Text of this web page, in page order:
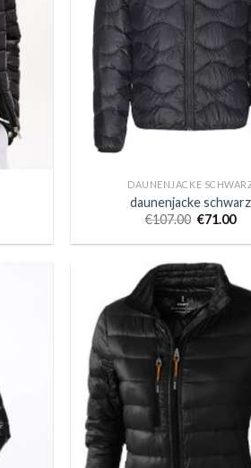
DAUNENJACKE
daunenjacke schwarz
€107.00 €71.00